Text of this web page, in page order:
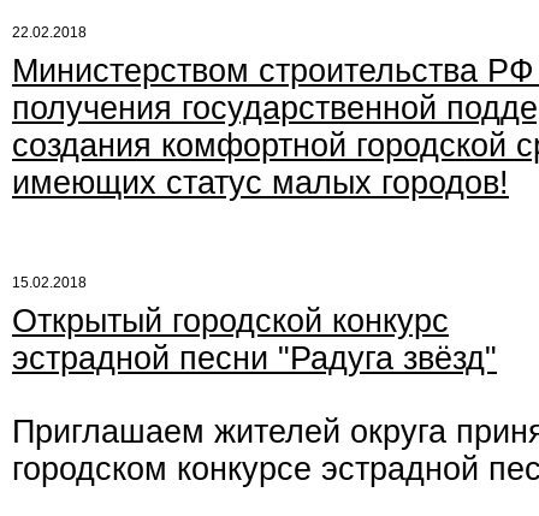
22.02.2018
Министерством строительства
получения государственной
создания комфортной городской
имеющих статус малых городов!
15.02.2018
Открытый городской конкурс
эстрадной песни "Радуга звёзд"
Приглашаем жителей округа
городском конкурсе эстрадной